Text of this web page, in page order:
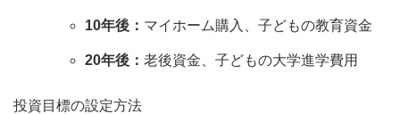
10年後： マイホーム購入、子どもの教育資金
20年後： 老後資金、子どもの大学進学費用
投資目標の設定方法